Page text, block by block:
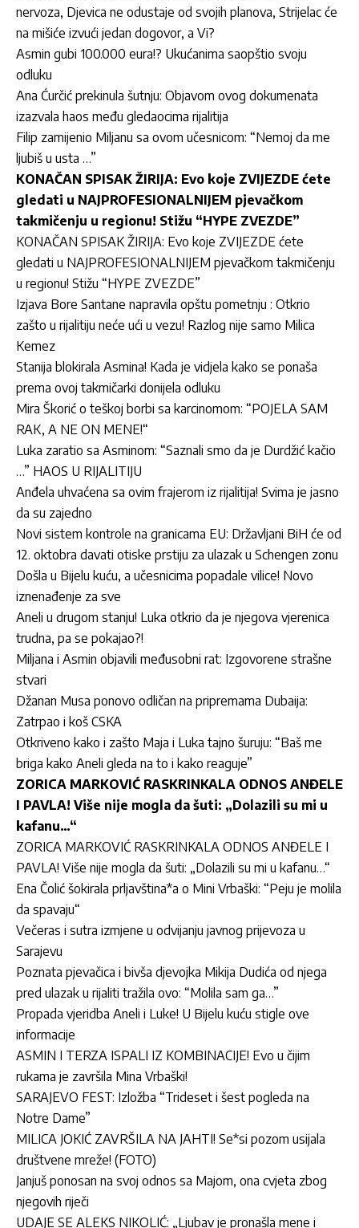
nervoza, Djevica ne odustaje od svojih planova, Strijelac će
na mišiće izvući jedan dogovor, a Vi?
Asmin gubi 100.000 eura!? Ukućanima saopštio svoju
odluku
Ana Ćurčić prekinula šutnju: Objavom ovog dokumenata
izazvala haos među gledaocima rijalitija
Filip zamijenio Miljanu sa ovom učesnicom: “Nemoj da me
ljubiš u usta …”
KONAČAN SPISAK ŽIRIJA: Evo koje ZVIJEZDE ćete
gledati u NAJPROFESIONALNIJEM pjevačkom
takmičenju u regionu! Stižu “HYPE ZVEZDE”
KONAČAN SPISAK ŽIRIJA: Evo koje ZVIJEZDE ćete
gledati u NAJPROFESIONALNIJEM pjevačkom takmičenju
u regionu! Stižu “HYPE ZVEZDE”
Izjava Bore Santane napravila opštu pometnju : Otkrio
zašto u rijalitiju neće ući u vezu! Razlog nije samo Milica
Kemez
Stanija blokirala Asmina! Kada je vidjela kako se ponaša
prema ovoj takmičarki donijela odluku
Mira Škorić o teškoj borbi sa karcinomom: “POJELA SAM
RAK, A NE ON MENE!“
Luka zaratio sa Asminom: “Saznali smo da je Durdžić kačio
…” HAOS U RIJALITIJU
Anđela uhvaćena sa ovim frajerom iz rijalitija! Svima je jasno
da su zajedno
Novi sistem kontrole na granicama EU: Državljani BiH će od
12. oktobra davati otiske prstiju za ulazak u Schengen zonu
Došla u Bijelu kuću, a učesnicima popadale vilice! Novo
iznenađenje za sve
Aneli u drugom stanju! Luka otkrio da je njegova vjerenica
trudna, pa se pokajao?!
Miljana i Asmin objavili međusobni rat: Izgovorene strašne
stvari
Džanan Musa ponovo odličan na pripremama Dubaija:
Zatrpao i koš CSKA
Otkriveno kako i zašto Maja i Luka tajno šuruju: “Baš me
briga kako Aneli gleda na to i kako reaguje”
ZORICA MARKOVIĆ RASKRINKALA ODNOS ANĐELE
I PAVLA! Više nije mogla da šuti: „Dolazili su mi u
kafanu…“
ZORICA MARKOVIĆ RASKRINKALA ODNOS ANĐELE I
PAVLA! Više nije mogla da šuti: „Dolazili su mi u kafanu…“
Ena Čolić šokirala prljavština*a o Mini Vrbaški: “Peju je molila
da spavaju“
Večeras i sutra izmjene u odvijanju javnog prijevoza u
Sarajevu
Poznata pjevačica i bivša djevojka Mikija Dudića od njega
pred ulazak u rijaliti tražila ovo: “Molila sam ga…”
Propada vjeridba Aneli i Luke! U Bijelu kuću stigle ove
informacije
ASMIN I TERZA ISPALI IZ KOMBINACIJE! Evo u čijim
rukama je završila Mina Vrbaški!
SARAJEVO FEST: Izložba “Trideset i šest pogleda na
Notre Dame”
MILICA JOKIĆ ZAVRŠILA NA JAHTI! Se*si pozom usijala
društvene mreže! (FOTO)
Janjuš ponosan na svoj odnos sa Majom, ona cvjeta zbog
njegovih riječi
UDAJE SE ALEKS NIKOLIĆ: „Ljubav je pronašla mene i